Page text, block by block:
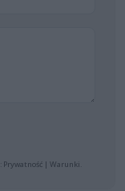
Prywatność | Warunki